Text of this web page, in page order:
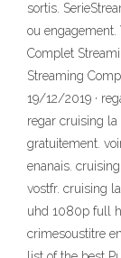
sortis.
ou
Complet
Streaming
19/12/2019 ·
regar cruising
gratuitement.
enanais.
vostfr. cruising
uhd 1080p full
crimesoustitre